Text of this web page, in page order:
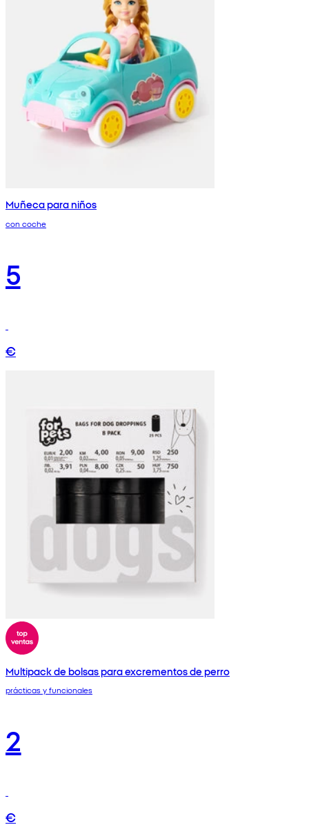
Muñeca para niños
con coche
5
€
Multipack de bolsas para excrementos de perro
prácticas y funcionales
2
€